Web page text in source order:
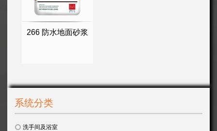
266 防水地面砂浆
系统分类
洗手间及浴室